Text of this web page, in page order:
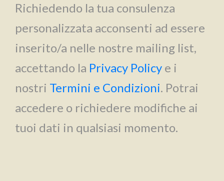
Richiedendo la tua consulenza
personalizzata acconsenti ad essere
inserito/a nelle nostre mailing list,
accettando la Privacy Policy e i
nostri Termini e Condizioni. Potrai
accedere o richiedere modifiche ai
tuoi dati in qualsiasi momento.